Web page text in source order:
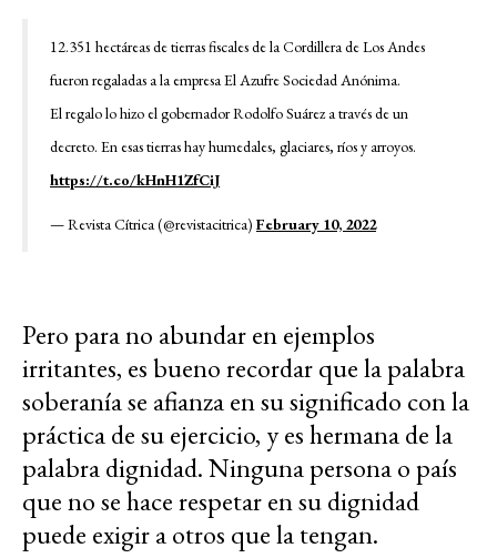
12.351 hectáreas de tierras fiscales de la Cordillera de Los Andes
fueron regaladas a la empresa El Azufre Sociedad Anónima.
El regalo lo hizo el gobernador Rodolfo Suárez a través de un
decreto. En esas tierras hay humedales, glaciares, ríos y arroyos.
https://t.co/kHnH1ZfCiJ
— Revista Cítrica (@revistacitrica) February 10, 2022
Pero para no abundar en ejemplos
irritantes, es bueno recordar que la palabra
soberanía se afianza en su significado con la
práctica de su ejercicio, y es hermana de la
palabra dignidad. Ninguna persona o país
que no se hace respetar en su dignidad
puede exigir a otros que la tengan.